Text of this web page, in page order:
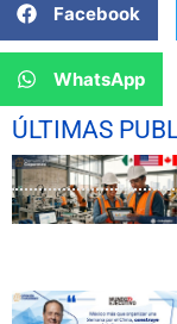
Facebook
WhatsApp
ÚLTIMAS